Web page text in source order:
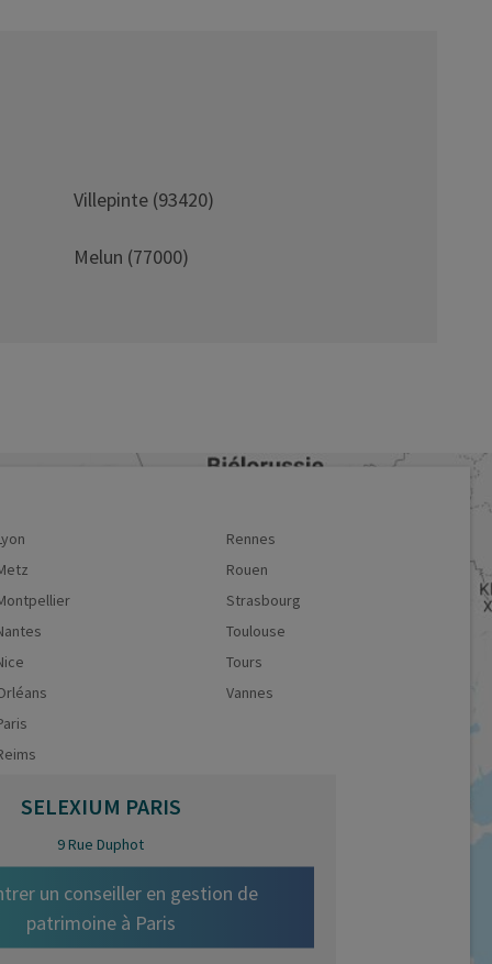
Villepinte (93420)
Melun (77000)
Rennes
Rouen
Strasbourg
Toulouse
Tours
Vannes
SELEXIUM PARIS
9 Rue Duphot
un conseiller en gestion de
patrimoine à Paris